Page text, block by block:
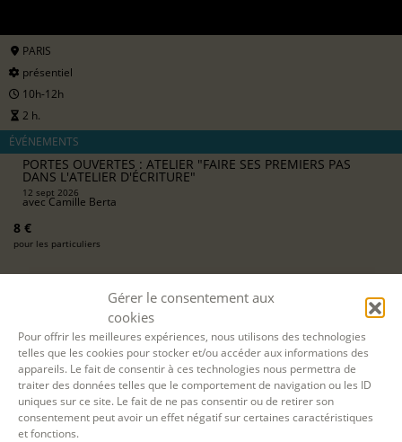
Gérer le consentement aux
cookies
Pour offrir les meilleures expériences, nous utilisons des technologies
telles que les cookies pour stocker et/ou accéder aux informations des
appareils. Le fait de consentir à ces technologies nous permettra de
traiter des données telles que le comportement de navigation ou les ID
uniques sur ce site. Le fait de ne pas consentir ou de retirer son
consentement peut avoir un effet négatif sur certaines caractéristiques
et fonctions.
PARIS
présentiel
10h-12h
2 h.
ÉVÉNEMENTS
PORTES OUVERTES : ATELIER "FAIRE SES PREMIERS PAS
DANS L'ATELIER D'ÉCRITURE"
12 sept 2026
avecCamille Berta
8 €
pour les particuliers
S'INSCRIRE EN LIGNE
12 SEPT. 2026